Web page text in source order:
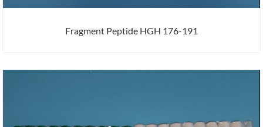
Fragment Peptide HGH 176-191